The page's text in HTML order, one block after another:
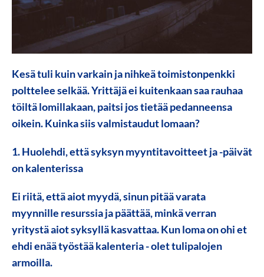
Kesä tuli kuin varkain ja nihkeä toimistonpenkki
polttelee selkää. Yrittäjä ei kuitenkaan saa rauhaa
töiltä lomillakaan, paitsi jos tietää pedanneensa
oikein. Kuinka siis valmistaudut lomaan?
1. Huolehdi, että syksyn myyntitavoitteet ja -päivät
on kalenterissa
Ei riitä, että aiot myydä, sinun pitää varata
myynnille resurssia ja päättää, minkä verran
yritystä aiot syksyllä kasvattaa. Kun loma on ohi et
ehdi enää työstää kalenteria - olet tulipalojen
armoilla.